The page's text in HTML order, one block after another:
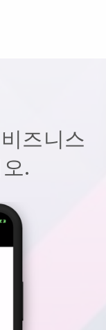
즈니스
.